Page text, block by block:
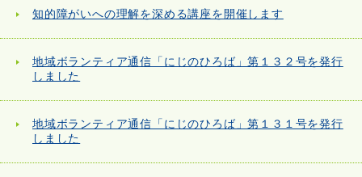
知的障がいへの理解を深める講座を開催します
地域ボランティア通信「にじのひろば」第１３２号を発行
しました
地域ボランティア通信「にじのひろば」第１３１号を発行
しました